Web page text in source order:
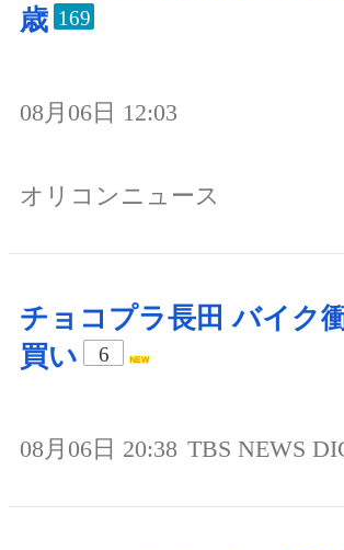
歳 169
08月06日 12:03
オリコンニュース
チョコプラ長田 バイク
買い
6
08月06日 20:38 TBS NEWS